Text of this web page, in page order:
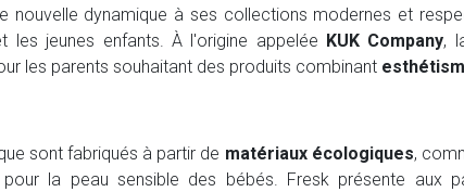
nouvelle dynamique à ses collections modernes et
les jeunes enfants. À l'origine appelée KUK Company,
les parents souhaitant des produits combinant
sont fabriqués à partir de matériaux écologiques,
la peau sensible des bébés. Fresk présente aux